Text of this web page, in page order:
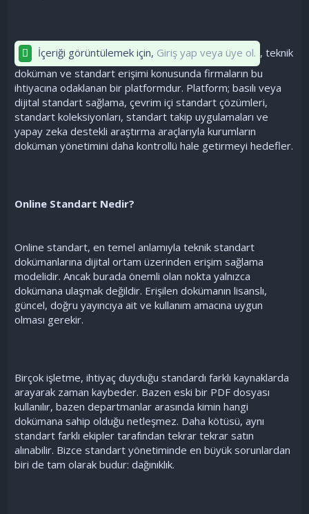
İçeriği görüntülemek için, Giriş yap veya üye ol. , teknik
doküman ve standart erişimi konusunda firmaların bu
ihtiyacına odaklanan bir platformdur. Platform; basılı veya
dijital standart sağlama, çevrim içi standart çözümleri,
standart koleksiyonları, standart takip uygulamaları ve
yapay zeka destekli araştırma araçlarıyla kurumların
doküman yönetimini daha kontrollü hale getirmeyi hedefler.
Online Standart Nedir?
Online standart, en temel anlamıyla teknik standart
dokümanlarına dijital ortam üzerinden erişim sağlama
modelidir. Ancak burada önemli olan nokta yalnızca
dokümana ulaşmak değildir. Erişilen dokümanın lisanslı,
güncel, doğru yayıncıya ait ve kullanım amacına uygun
olması gerekir.
Birçok işletme, ihtiyaç duyduğu standardı farklı kaynaklarda
arayarak zaman kaybeder. Bazen eski bir PDF dosyası
kullanılır, bazen departmanlar arasında kimin hangi
dokümana sahip olduğu netleşmez. Daha kötüsü, aynı
standart farklı ekipler tarafından tekrar tekrar satın
alınabilir. Bizce standart yönetiminde en büyük sorunlardan
biri de tam olarak budur: dağınıklık.